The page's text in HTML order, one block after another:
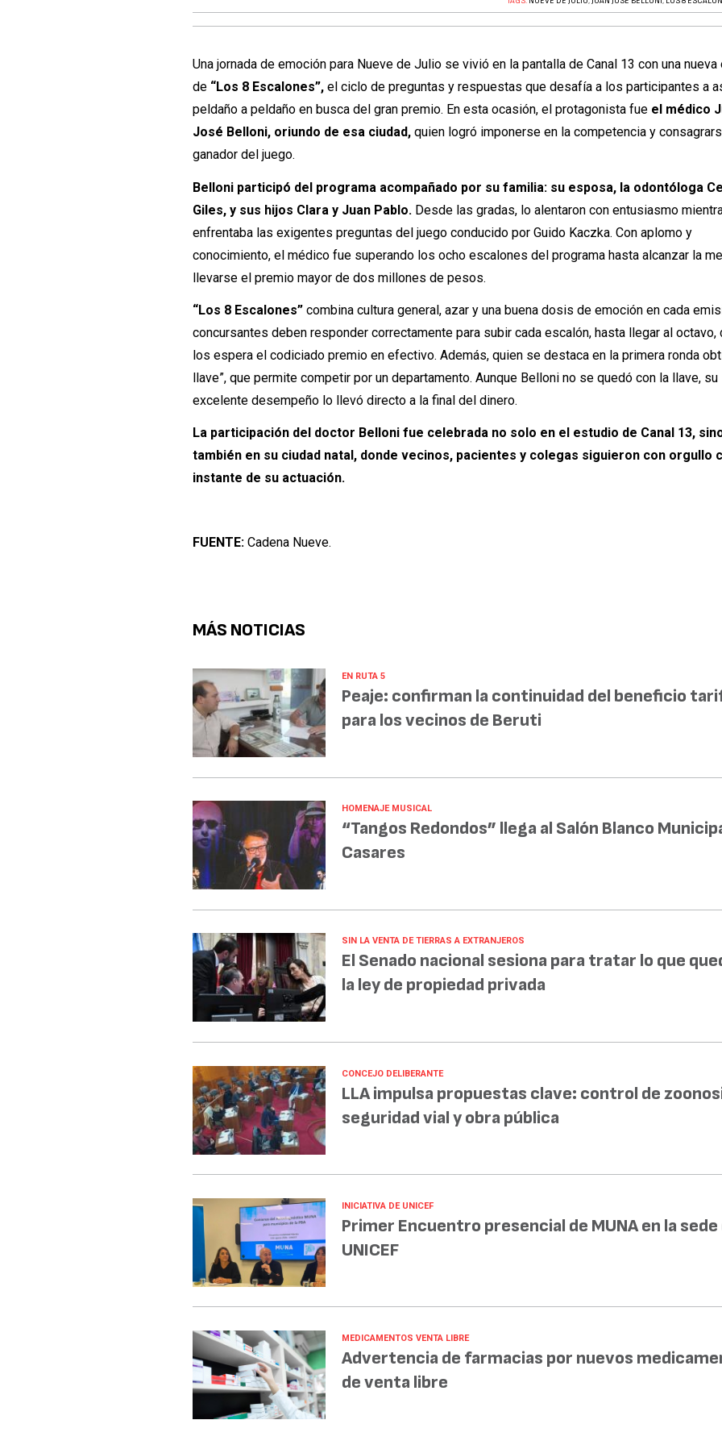
Una jornada de emoción para Nueve de Julio se vivió en la pantalla de Canal 13 con una
de “Los 8 Escalones”, el ciclo de preguntas y respuestas que desafía a los participantes a
peldaño a peldaño en busca del gran premio. En esta ocasión, el protagonista fue el médico
José Belloni, oriundo de esa ciudad,quien logró imponerse en la competencia y
ganador del juego.
Belloni participó del programa acompañado por su familia: su esposa, la odontóloga
Giles, y sus hijos Clara y Juan Pablo. Desde las gradas, lo alentaron con entusiasmo
enfrentaba las exigentes preguntas del juego conducido por Guido Kaczka. Con aplomo y
conocimiento, el médico fue superando los ocho escalones del programa hasta alcanzar la
llevarse el premio mayor de dos millones de pesos.
“Los 8 Escalones”combina cultura general, azar y una buena dosis de emoción en cada
concursantes deben responder correctamente para subir cada escalón, hasta llegar al octavo,
los espera el codiciado premio en efectivo. Además, quien se destaca en la primera ronda
llave”, que permite competir por un departamento. Aunque Belloni no se quedó con la llave, su
excelente desempeño lo llevó directo a la final del dinero.
La participación del doctor Belloni fue celebrada no solo en el estudio de Canal 13,
también en su ciudad natal, donde vecinos, pacientes y colegas siguieron con orgullo
instante de su actuación.
FUENTE: Cadena Nueve.
MÁS NOTICIAS
EN RUTA 5
Peaje: confirman la continuidad del beneficio
para los vecinos de Beruti
HOMENAJE MUSICAL
“Tangos Redondos” llega al Salón Blanco
Casares
SIN LA VENTA DE TIERRAS A EXTRANJEROS
El Senado nacional sesiona para tratar lo que
la ley de propiedad privada
CONCEJO DELIBERANTE
LLA impulsa propuestas clave: control de
seguridad vial y obra pública
INICIATIVA DE UNICEF
Primer Encuentro presencial de MUNA en la sede
UNICEF
MEDICAMENTOS VENTA LIBRE
Advertencia de farmacias por nuevos
de venta libre